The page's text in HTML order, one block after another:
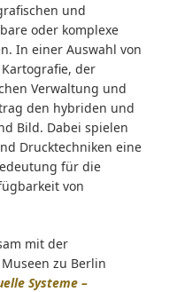
und
oder komplexe
In einer Auswahl von
der
Verwaltung und
den hybriden und
Bild. Dabei spielen
Drucktechniken eine
für die
von
mit der
zu Berlin
Systeme –